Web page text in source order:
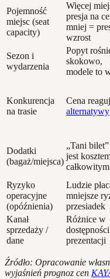
Pojemność
miejsc (seat
capacity)
Więcej
presja na
mniej =
wzrost
Sezon i
wydarzenia
Popyt
skokowo,
modele to
Konkurencja
na trasie
Cena
alternatywy
Dodatki
(bagaż/miejsca)
„Tani
jest
całkowitym
Ryzyko
operacyjne
(opóźnienia)
Ludzie
mniejsze
przesiadek
Kanał
sprzedaży /
dane
Różnice w
prezentacji
Źródło: Opracowanie
wyjaśnień prognoz cen